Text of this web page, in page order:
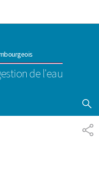
de l'eau